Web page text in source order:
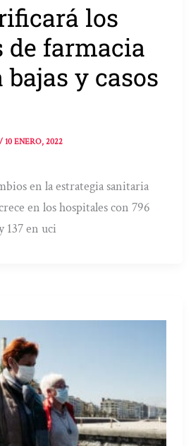
los
de farmacia
bajas y casos
/10 ENERO, 2022
en la estrategia sanitaria
en los hospitales con 796
137 en uci